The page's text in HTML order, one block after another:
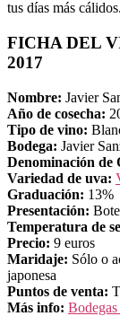
tus días más cálidos.
FICHA DEL
2017
Nombre: Javier
Año de cosecha:
Tipo de vino:
Bodega: Javier
Denominación de
Variedad de uva:
Graduación: 13%
Presentación:
Temperatura de
Precio: 9 euros
Maridaje: Sólo o
japonesa
Puntos de venta:
Más info: